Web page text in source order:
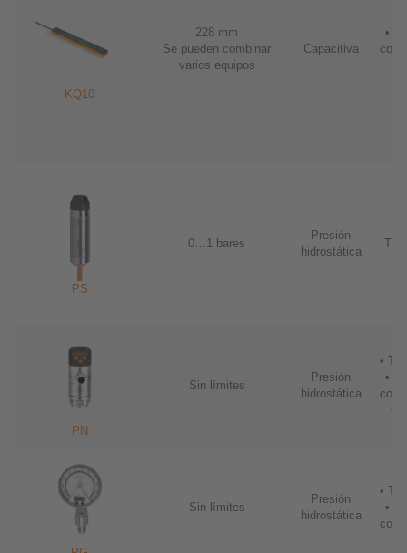
KQ10
228 mm
Se pueden combinar
varios equipos
Capacitiva
•
•
PS
0…1 bares
Presión
hidrostática
PN
Sin límites
Presión
hidrostática
•
•
•
Sin límites
Presión
hidrostática
•
•